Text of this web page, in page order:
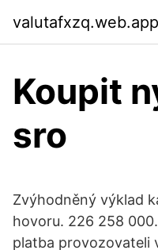
valutafxzq.web.app
Koupit
sro
Zvýhodněný výklad
hovoru. 226 258
platba provozovateli